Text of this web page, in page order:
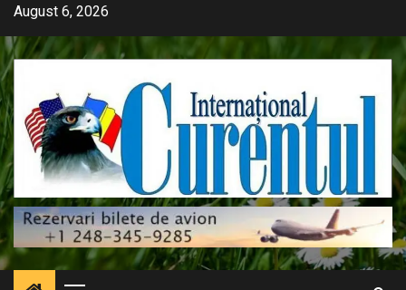
Skip
content
August 6, 2026